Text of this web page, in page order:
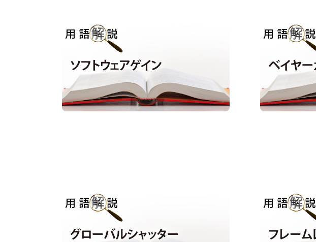
用語解説｜ソフトウェアゲイン
#ルックアップテーブル
用語解説｜
#ベイ
用語解説｜グローバルシャッター
#グローバルシャッター
用語解説｜
速度の違い
用語解説 #シャ